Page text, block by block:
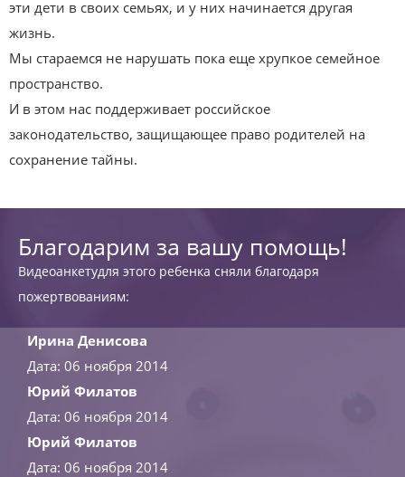
эти дети в своих семьях, и у них начинается другая
жизнь.
Мы стараемся не нарушать пока еще хрупкое семейное
пространство.
И в этом нас поддерживает российское
законодательство, защищающее право родителей на
сохранение тайны.
Благодарим за вашу помощь!
Видеоанкетудля этого ребенка сняли благодаря
пожертвованиям:
Ирина Денисова
Дата: 06 ноября 2014
Юрий Филатов
Дата: 06 ноября 2014
Юрий Филатов
Дата: 06 ноября 2014